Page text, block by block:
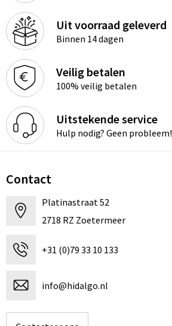
Uit voorraad geleverd
Binnen 14 dagen
Veilig betalen
100% veilig betalen
Uitstekende service
Hulp nodig? Geen probleem!
Contact
Platinastraat 52
2718 RZ Zoetermeer
+31 (0)79 33 10 133
info@hidalgo.nl